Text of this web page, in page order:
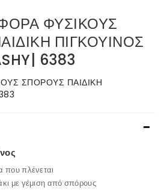
ΦΥΣΙΚΟΥΣ
ΠΙΓΚΟΥΙΝΟΣ
6383
που πλένεται
με γέμιση από σπόρους